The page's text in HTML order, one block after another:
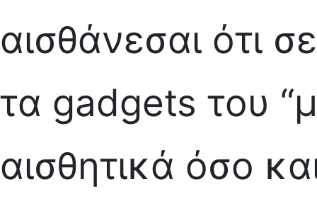
αισθάνεσαι ότι
τα gadgets του
αισθητικά όσο